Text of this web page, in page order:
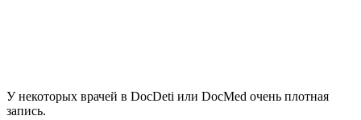
У некоторых врачей в DocDeti или DocMed очень плотная
запись.